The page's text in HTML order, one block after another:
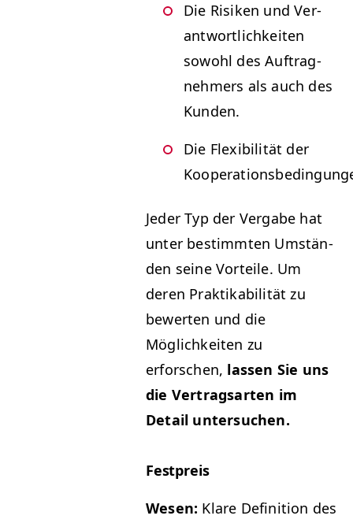
Die Risiken und Ver­
ant­wortlichkeit­en
sowohl des Auf­trag­
nehmers als auch des
Kunden.
Die Flex­i­bil­ität der
Jed­er Typ der Ver­gabe hat
unter bes­timmten Umstän­
den seine Vorteile. Um
deren Prak­tik­a­bil­ität zu
bew­erten und die
Möglichkeit­en zu
erforschen, lassen Sie uns
die Ver­tragsarten im
Detail untersuchen.
Fest­preis
Wesen: Klare Def­i­n­i­tion des